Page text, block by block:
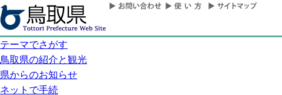
テーマでさがす
鳥取県の紹介と観光
県からのお知らせ
ネットで手続